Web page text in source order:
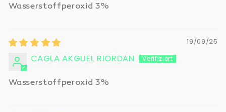
Wasserstoffperoxid 3%
19/09/25
CAGLA AKGUEL RIORDAN
Wasserstoffperoxid 3%